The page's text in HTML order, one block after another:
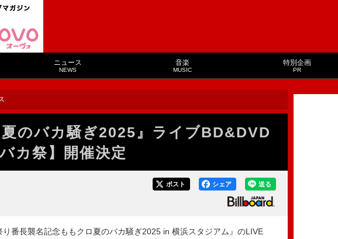
ニュース
NEWS
音楽
MUSIC
特別企画
PR
のバカ騒ぎ2025』ライブBD&DVD
カ祭】開催決定
送る
シェア
ポスト
番長襲名記念ももクロ夏のバカ騒ぎ2025 in 横浜スタジアム』のLIVE